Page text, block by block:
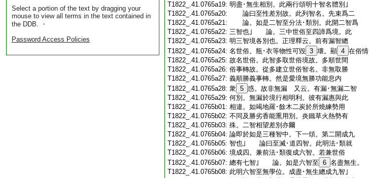
Select a portion of the text by dragging your
mouse to view all terms in the text contained in
the DDB. ・
Password Access Policies
T1822_.41.0765a19: 明盡･無生相別。此兩行頌明十智名體別｣
T1822_.41.0765a20:
論曰至性差別故。此列智名。先束爲二
T1822_.41.0765a21:
論。如是二智至分法･類別。此開二智爲
T1822_.41.0765a22: 三智也｣ 論。三中世俗至四諦爲境。此
T1822_.41.0765a23: 明三智境各別也。正理釋云。前有漏智總
T1822_.41.0765a24: 名世俗。瓶･衣等物性可毀 3 壞。顯 4 在俗情
T1822_.41.0765a25: 故名世俗。此智多取世俗境故。多順世間
T1822_.41.0765a26: 俗事轉故。從多建立世俗智名。非無取勝
T1822_.41.0765a27: 義順勝義事轉。然是愛境無勝功能息内
T1822_.41.0765a28: 衆 5 惑。故非無漏 又云。有漏･無漏二智
T1822_.41.0765a29: 何別。無漏於境行相明利。彼有漏惠與此
T1822_.41.0765b01: 相違。如竭地羅･餘木二炭於所燒練勢用
T1822_.41.0765b02: 不同及勝劣香能熏用別。炎鐵草火熱勢有
T1822_.41.0765b03: 殊。二智相望差別亦爾
T1822_.41.0765b04: 論即於如是三種智中。下一頌。第二開成九
T1822_.41.0765b05: 智也｣ 論曰至滅･道四智。此明法･類就
T1822_.41.0765b06: 境成四。兼前法･類復成六智。若兼世俗
T1822_.41.0765b07: 總有七智｣ 論。如是六智至 6 名盡無生。
T1822_.41.0765b08: 此明六智至無學位。成盡･無生總成九智｣